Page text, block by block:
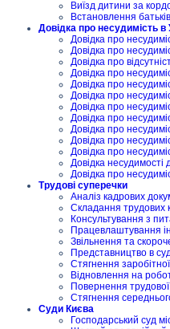
Виїзд дитини за
Встановлення
Довідка про несудимість в
Довідка про
Довідка про
Довідка про
Довідка про
Довідка про
Довідка про
Довідка про
Довідка про
Довідка про
Довідка про
Довідка про
Довідка несудимості
Довідка про
Трудові суперечки
Аналіз кадрових
Складання трудових
Консультування з
Працевлаштування
Звільнення та
Представництво в
Стягнення
Відновлення на
Повернення
Стягнення
Суди Києва
Господарський суд